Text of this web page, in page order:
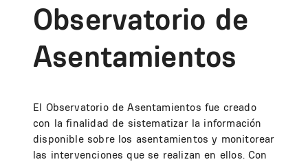
Observatorio de
Asentamientos
El Observatorio de Asentamientos fue creado
con la finalidad de sistematizar la información
disponible sobre los asentamientos y monitorear
las intervenciones que se realizan en ellos. Con